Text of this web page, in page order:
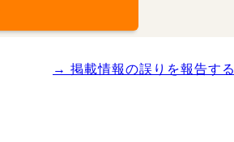
→ 掲載情報の誤りを報告する